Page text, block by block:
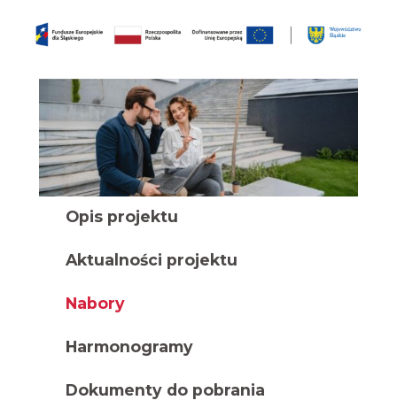
Opis projektu
Aktualności projektu
Nabory
Harmonogramy
Dokumenty do pobrania